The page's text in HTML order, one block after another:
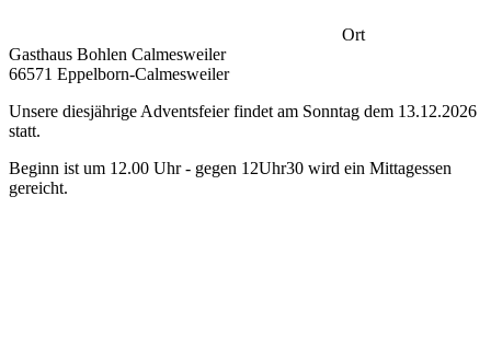
Ort
Gasthaus Bohlen Calmesweiler
66571 Eppelborn-Calmesweiler
Unsere diesjährige Adventsfeier findet am Sonntag dem 13.12.2026
statt.
Beginn ist um 12.00 Uhr - gegen 12Uhr30 wird ein Mittagessen
gereicht.